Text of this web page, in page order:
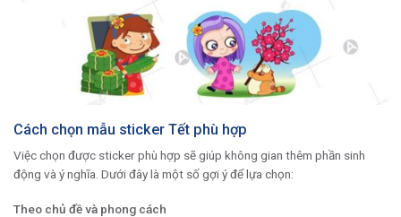
Cách chọn mẫu sticker Tết phù hợp
Việc chọn được sticker phù hợp sẽ giúp không gian thêm phần sinh
động và ý nghĩa. Dưới đây là một số gợi ý để lựa chọn:
Theo chủ đề và phong cách